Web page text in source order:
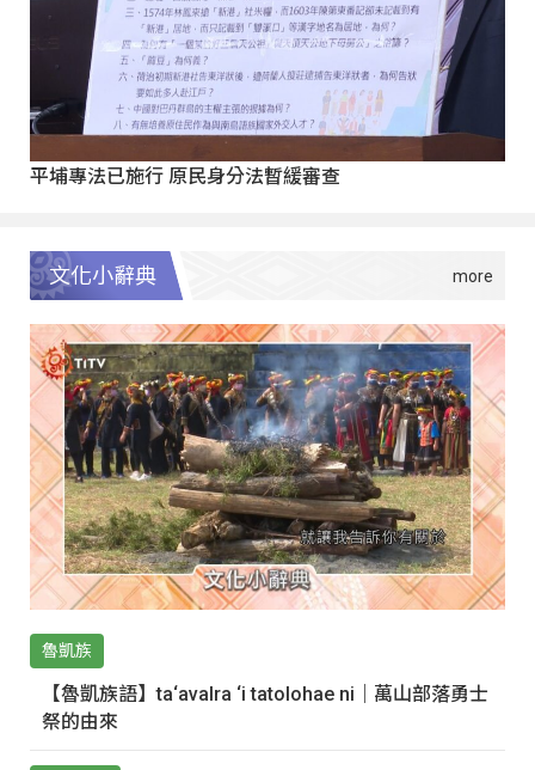
平埔專法已施行 原民身分法暫緩審查
文化小辭典
魯凱族
【魯凱族語】ta‘avalra ‘i tatolohae ni｜萬山部落勇士
祭的由來